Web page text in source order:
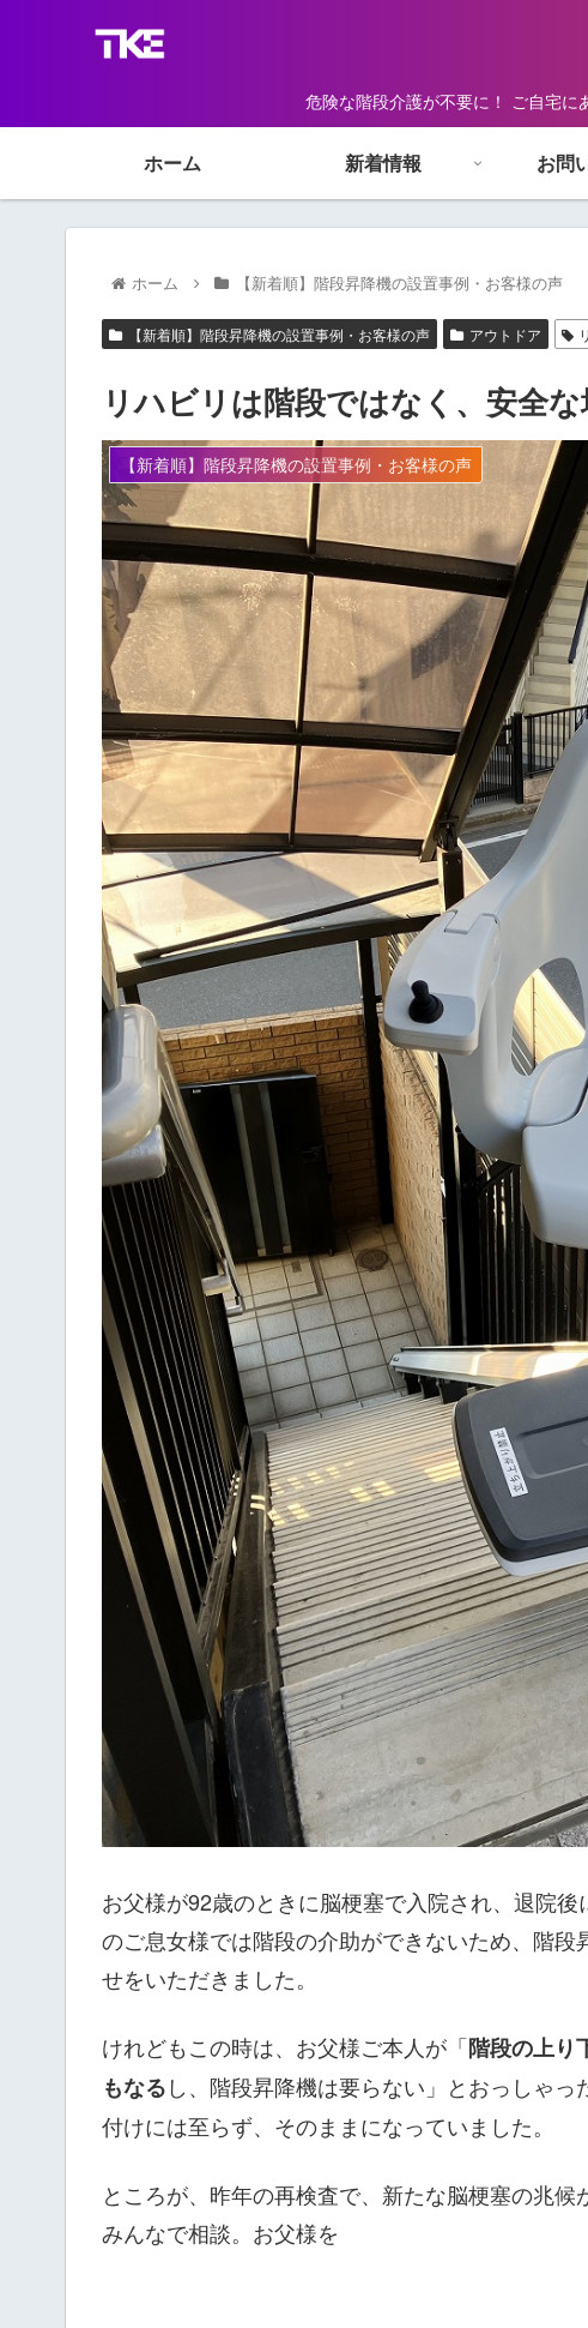
危険な階段介護が不要に！ ご自宅
ホーム 新着情報 お問
ホーム 【新着順】階段昇降機の設置事例・お客様の声
【新着順】階段昇降機の設置事例・お客様の声 アウトドア
リハビリは階段ではなく、安全な
【新着順】階段昇降機の設置事例・お客様の声
お父様が92歳のときに脳梗塞で入院され、退院後
のご息女様では階段の介助ができないため、階段
せをいただきました。
けれどもこの時は、お父様ご本人が「階段の上り
もなるし、階段昇降機は要らない」とおっしゃっ
付けには至らず、そのままになっていました。
ところが、昨年の再検査で、新たな脳梗塞の兆候
みんなで相談。お父様を